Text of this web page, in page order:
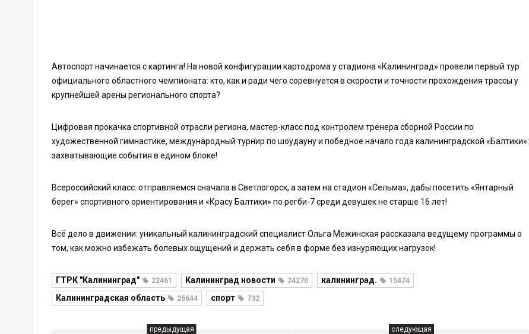
Автоспорт начинается с картинга! На новой конфигурации картодрома у стадиона «Калининград» провели первый тур
официального областного чемпионата: кто, как и ради чего соревнуется в скорости и точности прохождения трассы у
крупнейшей арены регионального спорта?
Цифровая прокачка спортивной отрасли региона, мастер-класс под контролем тренера сборной России по
художественной гимнастике, международный турнир по шоудауну и победное начало года калининградской «Балтики»:
захватывающие события в едином блоке!
Всероссийский класс: отправляемся сначала в Светлогорск, а затем на стадион «Сельма», дабы посетить «Янтарный
берег» спортивного ориентирования и «Красу Балтики» по регби-7 среди девушек не старше 16 лет!
Всё дело в движении: уникальный калининградский специалист Ольга Межинская рассказала ведущему программы о
том, как можно избежать болевых ощущений и держать себя в форме без изнуряющих нагрузок!
ГТРК "Калининград" 22461 Калининград новости 24270 калининград. 15474
Калининградская область 25644 спорт 732
предыдущая следующая